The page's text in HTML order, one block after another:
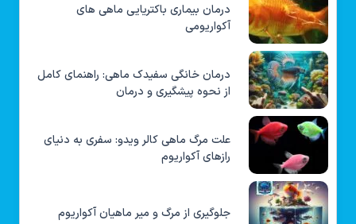
درمان بیماری باکتریایی ماهی های
آکواریومی
درمان خانگی سفیدک ماهی: راهنمای کامل
از نحوه پیشگیری و درمان
علت مرگ ماهی کالر ویدو: سفری به دنیای
رازهای آکواریوم
جلوگیری از مرگ و میر ماهیان آکواریوم